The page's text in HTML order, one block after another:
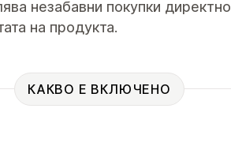
незабавни покупки директно
на продукта.
КАКВО Е ВКЛЮЧЕНО